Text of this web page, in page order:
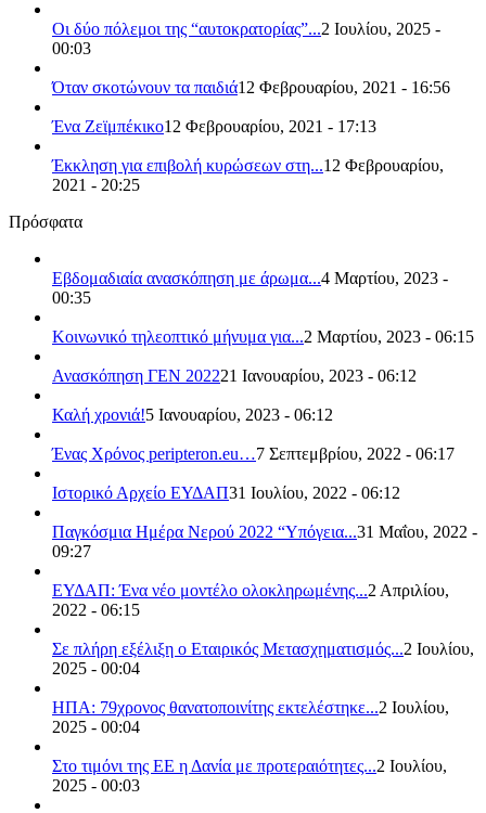
Οι δύο πόλεμοι της “αυτοκρατορίας”...2 Ιουλίου, 2025 -
00:03
Όταν σκοτώνουν τα παιδιά12 Φεβρουαρίου, 2021 - 16:56
Ένα Ζεϊμπέκικο12 Φεβρουαρίου, 2021 - 17:13
Έκκληση για επιβολή κυρώσεων στη...12 Φεβρουαρίου,
2021 - 20:25
Πρόσφατα
Εβδομαδιαία ανασκόπηση με άρωμα...4 Μαρτίου, 2023 -
00:35
Κοινωνικό τηλεοπτικό μήνυμα για...2 Μαρτίου, 2023 - 06:15
Ανασκόπηση ΓΕΝ 202221 Ιανουαρίου, 2023 - 06:12
Καλή χρονιά!5 Ιανουαρίου, 2023 - 06:12
Ένας Χρόνος peripteron.eu…7 Σεπτεμβρίου, 2022 - 06:17
Ιστορικό Αρχείο ΕΥΔΑΠ31 Ιουλίου, 2022 - 06:12
Παγκόσμια Ημέρα Νερού 2022 “Υπόγεια...31 Μαΐου, 2022 -
09:27
ΕΥΔΑΠ: Ένα νέο μοντέλο ολοκληρωμένης...2 Απριλίου,
2022 - 06:15
Σε πλήρη εξέλιξη ο Εταιρικός Μετασχηματισμός...2 Ιουλίου,
2025 - 00:04
ΗΠΑ: 79χρονος θανατοποινίτης εκτελέστηκε...2 Ιουλίου,
2025 - 00:04
Στο τιμόνι της ΕΕ η Δανία με προτεραιότητες...2 Ιουλίου,
2025 - 00:03